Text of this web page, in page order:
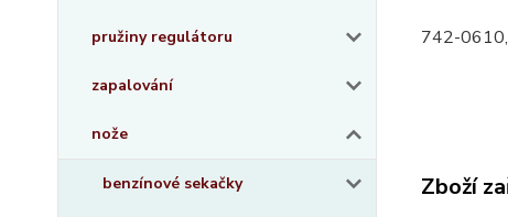
pružiny regulátoru
zapalování
nože
benzínové sekačky
742-
Zboží